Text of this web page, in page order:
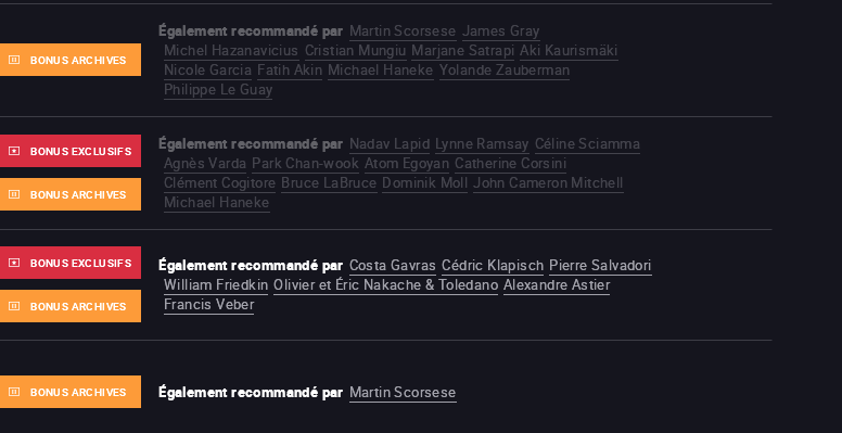
BONUS ARCHIVES
Également recommandé par Martin Scorsese James Gray
Michel Hazanavicius Cristian Mungiu Marjane Satrapi Aki Kaurismäki
Nicole Garcia Fatih Akin Michael Haneke Yolande Zauberman
Philippe Le Guay
BONUS EXCLUSIFS
BONUS ARCHIVES
Également recommandé par Nadav Lapid Lynne Ramsay Céline Sciamma
Agnès Varda Park Chan-wook Atom Egoyan Catherine Corsini
Clément Cogitore Bruce LaBruce Dominik Moll John Cameron Mitchell
Michael Haneke
BONUS EXCLUSIFS
BONUS ARCHIVES
Également recommandé par Costa Gavras Cédric Klapisch Pierre Salvadori
William Friedkin Olivier et Éric Nakache & Toledano Alexandre Astier
Francis Veber
BONUS ARCHIVES Également recommandé par Martin Scorsese